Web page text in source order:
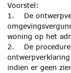
Voorstel:
1. De
woning op het
2. De procedure
indien er geen